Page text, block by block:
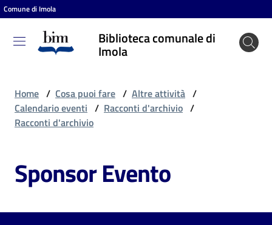
Vai al contenuto
Vai alla navigazione
Vai al footer
Comune di Imola
Biblioteca comunale di
Imola
Biblioteca
comunale
Cosa
fare
Home / Cosa puoi fare / Altre attività /
Calendario eventi / Racconti d'archivio /
Racconti d'archivio
Sponsor Evento